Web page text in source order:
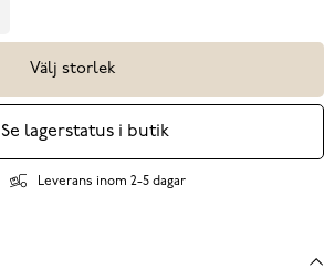
Välj storlek
Se lagerstatus i butik
Leverans inom 2-5 dagar